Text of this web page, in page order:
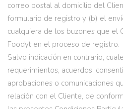
correo postal al domicilio del
formulario de registro y (b) el
cualquiera de los buzones que el
Foodyt en el proceso de registro.
Salvo indicación en contrario,
requerimientos, acuerdos,
aprobaciones o comunicaciones
relación con el Cliente, de